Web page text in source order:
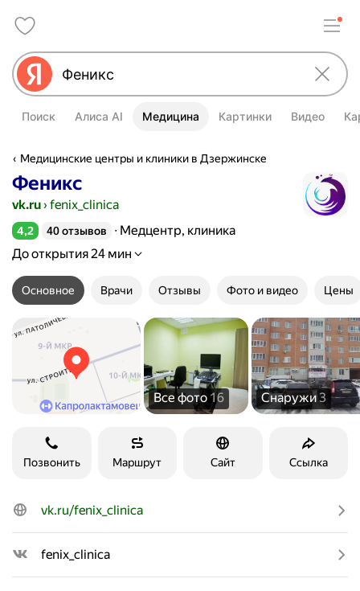
Поиск Алиса AI Медицина Картинки Видео
Медицинские центры и клиники в Дзержинске
Феникс
vk.ru› fenix_clinica
Рейтинг 4,2 из 5
4,2 40 отзывов
Медцентр, клиника
До открытия 24 мин
Основное Врачи Отзывы Фото и видео Цены
Все фото 16 Снаружи3
Позвонить Маршрут Сайт Ссылка
vk.ru/fenix_clinica
fenix_clinica